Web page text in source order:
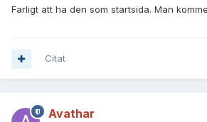
Farligt att ha den som startsida. Man
Citat
Avathar